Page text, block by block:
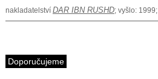
nakladatelství DAR IBN RUSHD; vyšlo: 1999;
Doporučujeme